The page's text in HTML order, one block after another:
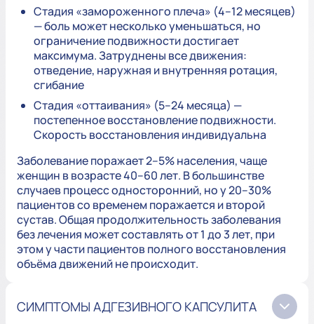
Стадия «замороженного плеча» (4–12 месяцев)
— боль может несколько уменьшаться, но
ограничение подвижности достигает
максимума. Затруднены все движения:
отведение, наружная и внутренняя ротация,
сгибание
Стадия «оттаивания» (5–24 месяца) —
постепенное восстановление подвижности.
Скорость восстановления индивидуальна
Заболевание поражает 2–5% населения, чаще
женщин в возрасте 40–60 лет. В большинстве
случаев процесс односторонний, но у 20–30%
пациентов со временем поражается и второй
сустав. Общая продолжительность заболевания
без лечения может составлять от 1 до 3 лет, при
этом у части пациентов полного восстановления
объёма движений не происходит.
СИМПТОМЫ АДГЕЗИВНОГО КАПСУЛИТА